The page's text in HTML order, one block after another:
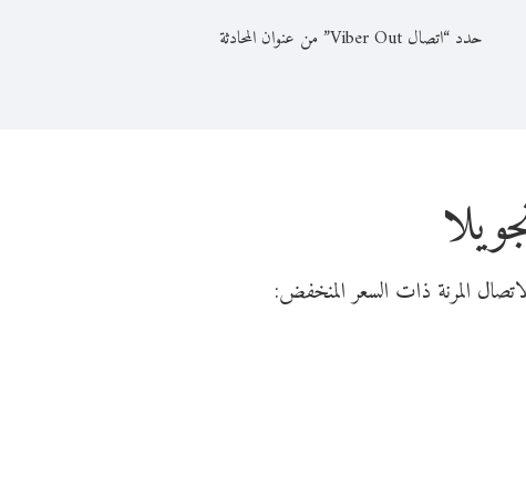
حدد “اتصال Viber Out” من عنوان المحادثة